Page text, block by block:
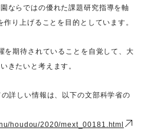
ならではの優れた課題研究指導を軸
り上げることを目的としています。
を期待されていることを自覚して、大
きたいと考えます。
詳しい情報は、以下の文部科学省の
houdou/2020/mext_00181.html